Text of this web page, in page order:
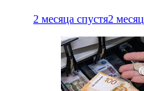
2 месяца спустя2